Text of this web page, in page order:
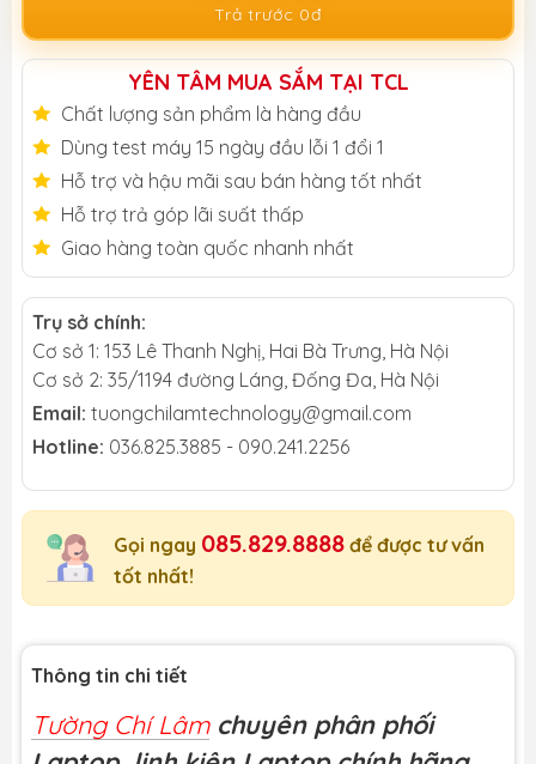
Trả trước 0đ
YÊN TÂM MUA SẮM TẠI TCL
Chất lượng sản phẩm là hàng đầu
Dùng test máy 15 ngày đầu lỗi 1 đổi 1
Hỗ trợ và hậu mãi sau bán hàng tốt nhất
Hỗ trợ trả góp lãi suất thấp
Giao hàng toàn quốc nhanh nhất
Trụ sở chính:
Cơ sở 1: 153 Lê Thanh Nghị, Hai Bà Trưng, Hà Nội
Cơ sở 2: 35/1194 đường Láng, Đống Đa, Hà Nội
Email: tuongchilamtechnology@gmail.com
Hotline: 036.825.3885 - 090.241.2256
Gọi ngay 085.829.8888 để được tư vấn
tốt nhất!
Thông tin chi tiết
Tường Chí Lâm chuyên phân phối